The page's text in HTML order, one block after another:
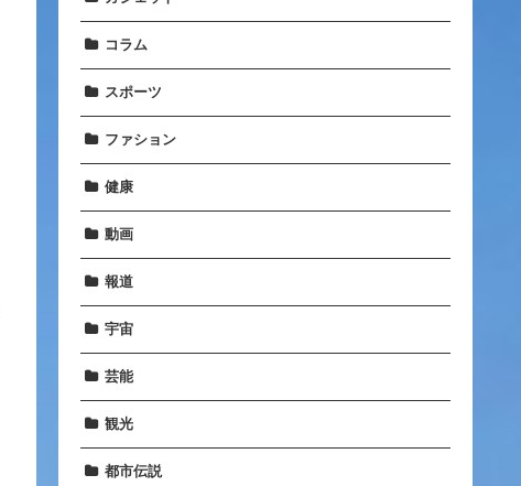
コラム
スポーツ
ファション
健康
動画
報道
宇宙
芸能
観光
都市伝説